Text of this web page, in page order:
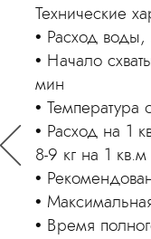
Технические
Расход
Начало
мин
Температура
Расход на 1
8-9 кг на 1 кв.м
Время